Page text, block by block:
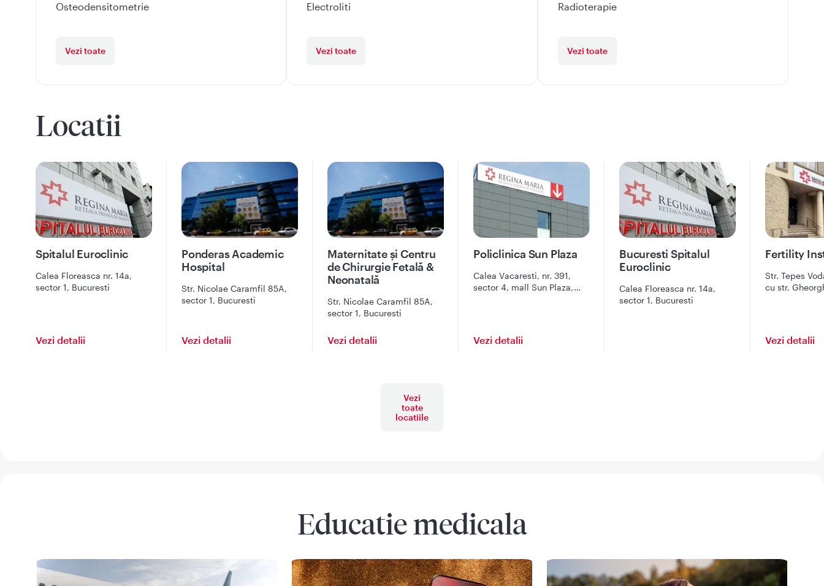
Osteodensitometrie
Vezi toate
Electroliti
Vezi toate
Radioterapie
Vezi toate
Locatii
Spitalul Euroclinic
Calea Floreasca nr. 14a,
sector 1, Bucuresti
Vezi detalii
Ponderas Academic
Hospital
Str. Nicolae Caramfil 85A,
sector 1, Bucuresti
Vezi detalii
Maternitate și Centru
de Chirurgie Fetală &
Neonatală
Str. Nicolae Caramfil 85A,
sector 1, Bucuresti
Vezi detalii
Policlinica Sun Plaza
Calea Vacaresti, nr. 391,
sector 4, mall Sun Plaza,
Vezi detalii
Bucuresti Spitalul
Euroclinic
Calea Floreasca nr. 14a,
sector 1, Bucuresti
Fertility
Str. Tepes
cu str.
Vezi detalii
Vezi
toate
locatiile
Educatie medicala